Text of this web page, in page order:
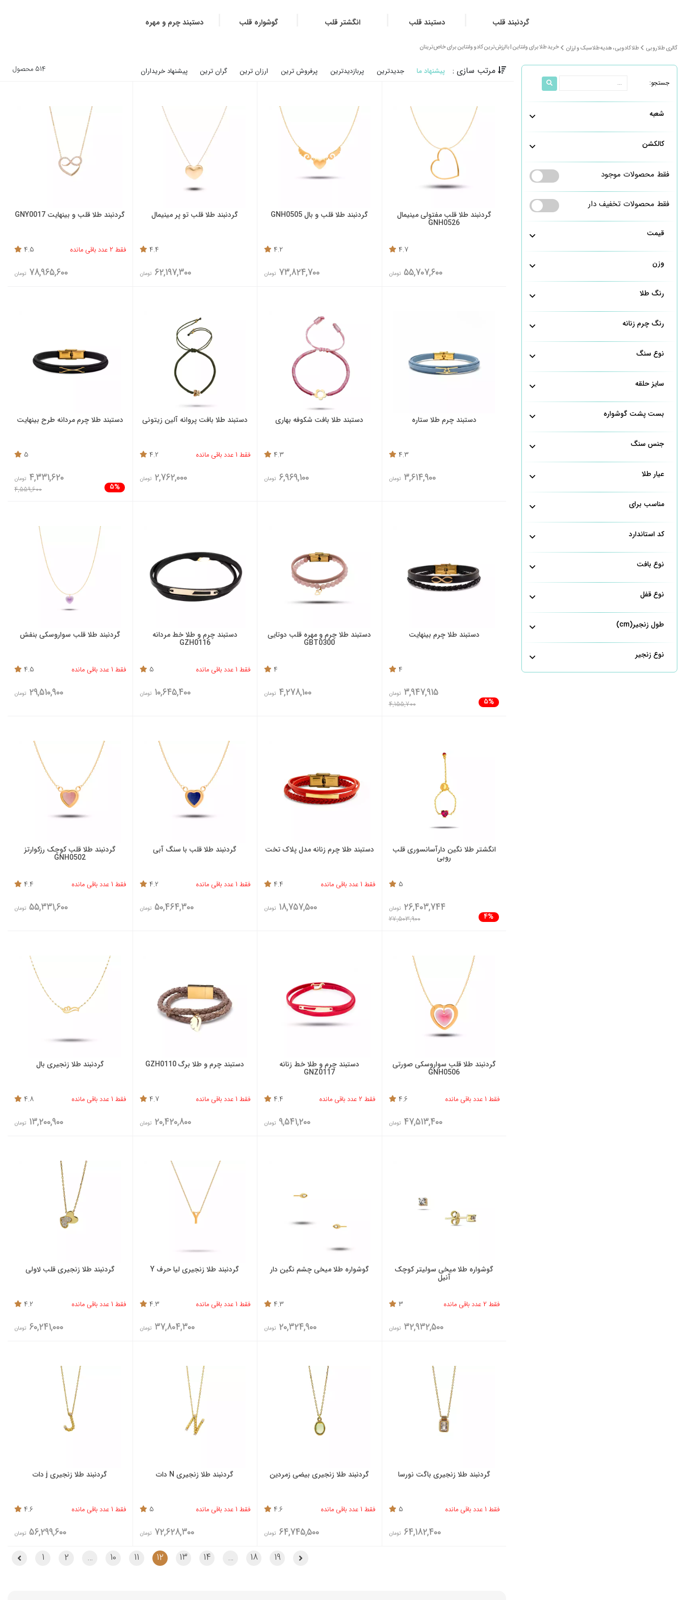
گردنبند قلب دستبند قلب انگشتر قلب گوشواره قلب دستبند چرم و مهره
گالری طلا روبی طلا کادویی ، هدیه طلا سبک و ارزان خرید طلا برای ولنتاین | باارزش‌ترین کادو ولنتاین برای خاص‌ترینان
جستجو:
شعبه
کالکشن
فقط محصولات موجود
فقط محصولات تخفیف دار
قیمت
وزن
رنگ طلا
رنگ چرم زنانه
نوع سنگ
سایز حلقه
بست پشت گوشواره
جنس سنگ
عیار طلا
مناسب برای
کد استاندارد
نوع بافت
نوع قفل
طول زنجیر(cm)
نوع زنجیر
مرتب سازی : پیشنهاد ما جدیدترین پربازدیدترین پرفروش ترین ارزان ترین گران ترین پیشنهاد خریداران 514 محصول
گردنبند طلا قلب مفتولی مینیمال
GNH0526
4.7
55,707,600 تومان
گردنبند طلا قلب و بال GNH0505
4.2
73,824,700 تومان
گردنبند طلا قلب تو پر مینیمال
4.4
62,197,300 تومان
گردنبند طلا قلب و بینهایت GNY0017
فقط 2 عدد باقی مانده 4.5
78,965,600 تومان
دستبند چرم طلا ستاره
4.3
3,614,900 تومان
دستبند طلا بافت شکوفه بهاری
4.3
6,969,100 تومان
دستبند طلا بافت پروانه آلین زیتونی
فقط 1 عدد باقی مانده 4.2
2,762,000 تومان
دستبند طلا چرم مردانه طرح بینهایت
5
5%
4,331,620 تومان
4,559,600
دستبند طلا چرم بینهایت
4
5%
3,947,915 تومان
4,155,700
دستبند طلا چرم و مهره قلب دوتایی
GBT0300
4
4,278,100 تومان
دستبند چرم و طلا خط مردانه
GZH0116
فقط 1 عدد باقی مانده 5
10,645,400 تومان
گردنبند طلا قلب سواروسکی بنفش
فقط 1 عدد باقی مانده 4.5
29,510,900 تومان
انگشتر طلا نگین دارآسانسوری قلب
روبی
5
4%
26,403,744 تومان
27,503,900
دستبند طلا چرم زنانه مدل پلاک تخت
فقط 1 عدد باقی مانده 4.4
18,757,500 تومان
گردنبند طلا قلب با سنگ آبی
فقط 1 عدد باقی مانده 4.2
50,464,300 تومان
گردنبند طلا قلب کوچک رزکوارتز
GNH0502
فقط 1 عدد باقی مانده 4.4
55,331,600 تومان
گردنبند طلا قلب سواروسکی صورتی
GNH0506
فقط 1 عدد باقی مانده 4.6
47,513,400 تومان
دستبند چرم و طلا خط زنانه
GNZ0117
فقط 2 عدد باقی مانده 4.4
9,541,200 تومان
دستبند چرم و طلا برگ GZH0110
فقط 1 عدد باقی مانده 4.7
20,420,800 تومان
گردنبند طلا زنجیری بال
فقط 1 عدد باقی مانده 4.8
13,200,900 تومان
گوشواره طلا میخی سولیتر کوچک
آنیل
فقط 2 عدد باقی مانده 3
32,932,500 تومان
گوشواره طلا میخی چشم نگین دار
4.3
20,324,900 تومان
گردنبند طلا زنجیری لیا حرف Y
فقط 1 عدد باقی مانده 4.3
37,804,300 تومان
گردنبند طلا زنجیری قلب لاولی
فقط 1 عدد باقی مانده 4.2
60,241,000 تومان
گردنبند طلا زنجیری باگت نورسا
فقط 1 عدد باقی مانده 5
64,182,400 تومان
گردنبند طلا زنجیری بیضی زمردین
فقط 1 عدد باقی مانده 4.6
64,745,500 تومان
گردنبند طلا زنجیری N دات
فقط 1 عدد باقی مانده 5
72,628,300 تومان
گردنبند طلا زنجیری j دات
فقط 1 عدد باقی مانده 4.6
56,299,600 تومان
1 2 … 10 11 12 13 14 … 18 19